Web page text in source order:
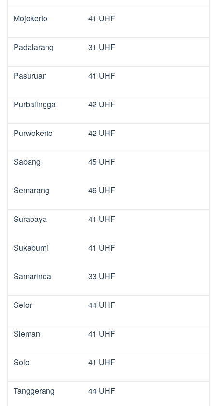
Mojokerto 41 UHF
Padalarang 31 UHF
Pasuruan 41 UHF
Purbalingga 42 UHF
Purwokerto 42 UHF
Sabang 45 UHF
Semarang 46 UHF
Surabaya 41 UHF
Sukabumi 41 UHF
Samarinda 33 UHF
Selor 44 UHF
Sleman 41 UHF
Solo 41 UHF
Tanggerang 44 UHF